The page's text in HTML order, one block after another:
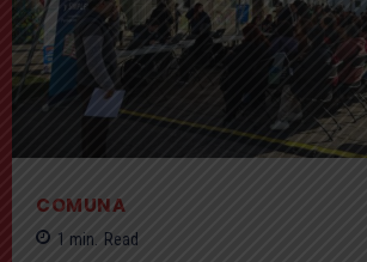
COMUNA
1 min. Read